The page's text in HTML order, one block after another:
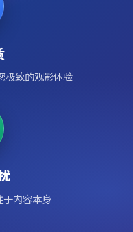
极致的观影体验
于内容本身